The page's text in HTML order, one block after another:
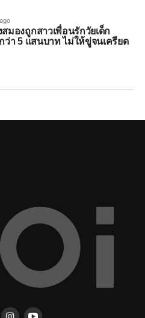
มองถูกสาวเพื่อนรักวัยเด็ก
ว่า 5 แสนบาท ไม่ให้ขู่จนเครียด